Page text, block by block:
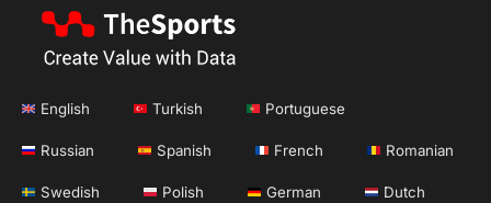
English Turkish Portuguese
Russian Spanish French Romanian
Swedish Polish German Dutch